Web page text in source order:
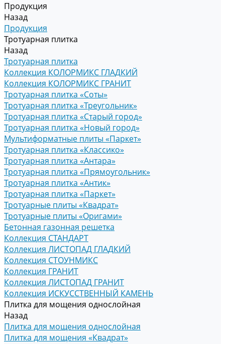
Продукция
Назад
Продукция
Тротуарная плитка
Назад
Тротуарная плитка
Коллекция КОЛОРМИКС ГЛАДКИЙ
Коллекция КОЛОРМИКС ГРАНИТ
Тротуарная плитка «Соты»
Тротуарная плитка «Треугольник»
Тротуарная плитка «Старый город»
Тротуарная плитка «Новый город»
Мультиформатные плиты «Паркет»
Тротуарная плитка «Классико»
Тротуарная плитка «Антара»
Тротуарная плитка «Прямоугольник»
Тротуарная плитка «Антик»
Тротуарная плитка «Паркет»
Тротуарные плиты «Квадрат»
Тротуарные плиты «Оригами»
Бетонная газонная решетка
Коллекция СТАНДАРТ
Коллекция ЛИСТОПАД ГЛАДКИЙ
Коллекция СТОУНМИКС
Коллекция ГРАНИТ
Коллекция ЛИСТОПАД ГРАНИТ
Коллекция ИСКУССТВЕННЫЙ КАМЕНЬ
Плитка для мощения однослойная
Назад
Плитка для мощения однослойная
Плитка для мощения «Квадрат»